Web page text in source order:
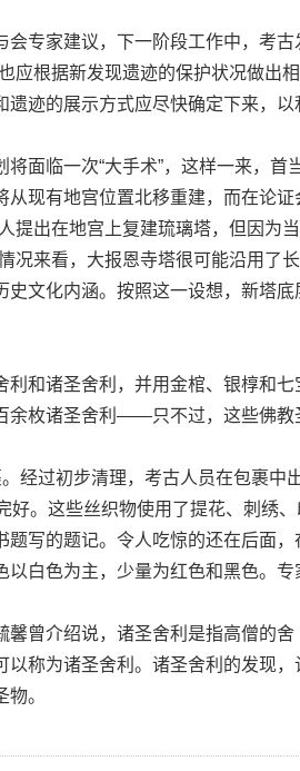
专家建议，下一阶段工作中，考古
应根据新发现遗迹的保护状况做出
迹的展示方式应尽快确定下来，以
面临一次“大手术”，这样一来，首
现有地宫位置北移重建，而在论证
提出在地宫上复建琉璃塔，但因为
况来看，大报恩寺塔很可能沿用了
文化内涵。按照这一设想，新塔底
和诸圣舍利，并用金棺、银椁和七
余枚诸圣舍利——只不过，这些佛教
经过初步清理，考古人员在包裹中
好。这些丝织物使用了提花、刺绣、
写的题记。令人吃惊的还在后面，
白色为主，少量为红色和黑色。专
馨曾介绍说，诸圣舍利是指高僧的舍
称为诸圣舍利。诸圣舍利的发现，
。